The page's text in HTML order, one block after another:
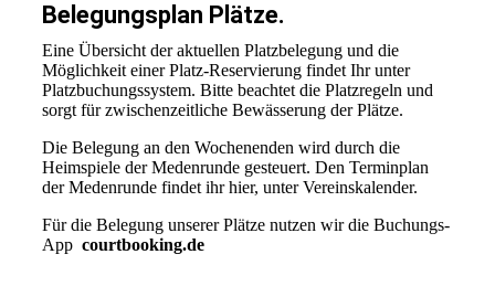
Belegungsplan Plätze.
Eine Übersicht der aktuellen Platzbelegung und die
Möglichkeit einer Platz-Reservierung findet Ihr unter
Platzbuchungssystem. Bitte beachtet die Platzregeln und
sorgt für zwischenzeitliche Bewässerung der Plätze.
Die Belegung an den Wochenenden wird durch die
Heimspiele der Medenrunde gesteuert. Den Terminplan
der Medenrunde findet ihr hier, unter Vereinskalender.
Für die Belegung unserer Plätze nutzen wir die Buchungs-
App courtbooking.de